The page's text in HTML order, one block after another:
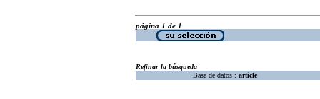
página 1 de 1
Refinar la búsqueda
Base de datos : article